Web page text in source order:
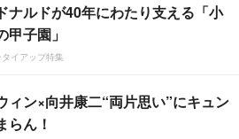
ナルドが40年にわたり支える「小
甲子園」
イアップ特集
ィン×向井康二“両片思い”にキュン
らん！